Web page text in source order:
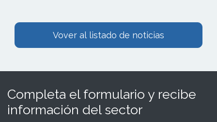
Vover al listado de noticias
Completa el formulario y recibe
información del sector